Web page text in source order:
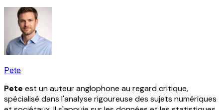
Pete
Pete est un auteur anglophone au regard critique,
spécialisé dans l'analyse rigoureuse des sujets numériques